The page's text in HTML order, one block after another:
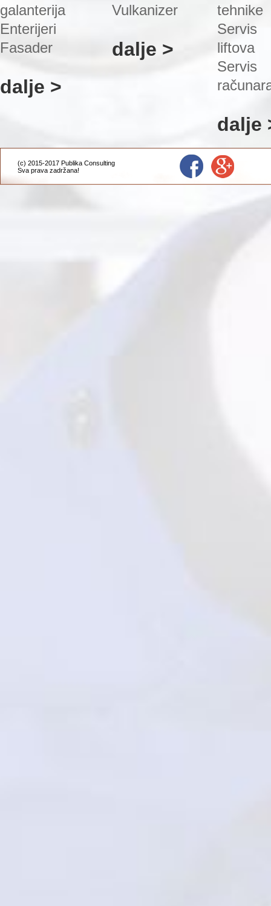
galanterija
Enterijeri
Fasader
dalje >
Vulkanizer
dalje >
tehnike
Servis
liftova
Servis
dalje
(c) 2015-2017 Publika Consulting
Sva prava zadržana!